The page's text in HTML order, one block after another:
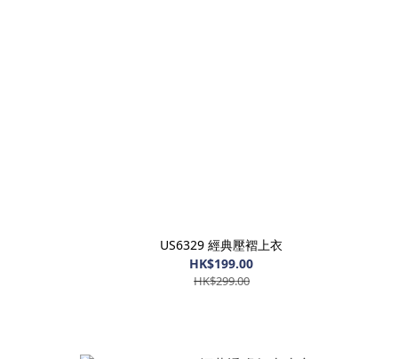
US6329 經典壓褶上衣
HK$199.00
HK$299.00